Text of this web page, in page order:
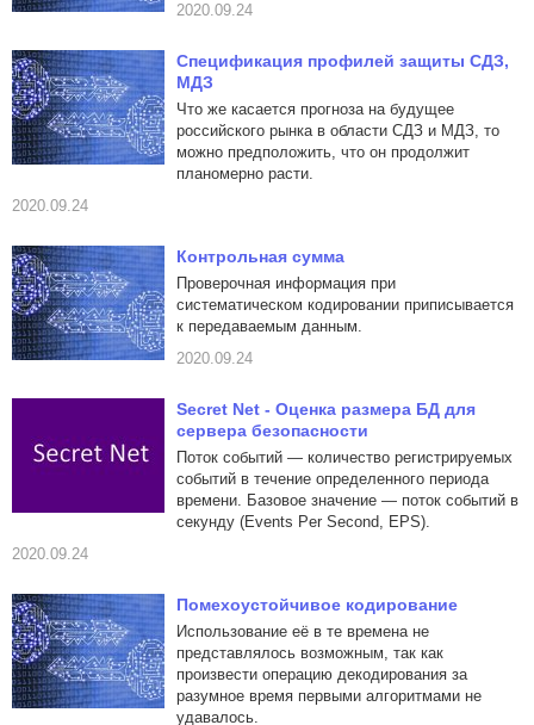
2020.09.24
Спецификация профилей защиты СДЗ,
МДЗ
Что же касается прогноза на будущее
российского рынка в области СДЗ и МДЗ, то
можно предположить, что он продолжит
планомерно расти.
2020.09.24
Контрольная сумма
Проверочная информация при
систематическом кодировании приписывается
к передаваемым данным.
2020.09.24
Secret Net - Оценка размера БД для
сервера безопасности
Поток событий — количество регистрируемых
событий в течение определенного периода
времени. Базовое значение — поток событий в
секунду (Events Per Second, EPS).
2020.09.24
Помехоустойчивое кодирование
Использование её в те времена не
представлялось возможным, так как
произвести операцию декодирования за
разумное время первыми алгоритмами не
удавалось.